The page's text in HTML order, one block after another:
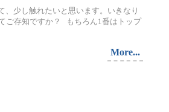
、少し触れたいと思います。いきなり
ご存知ですか？ もちろん1番はトップ
More...